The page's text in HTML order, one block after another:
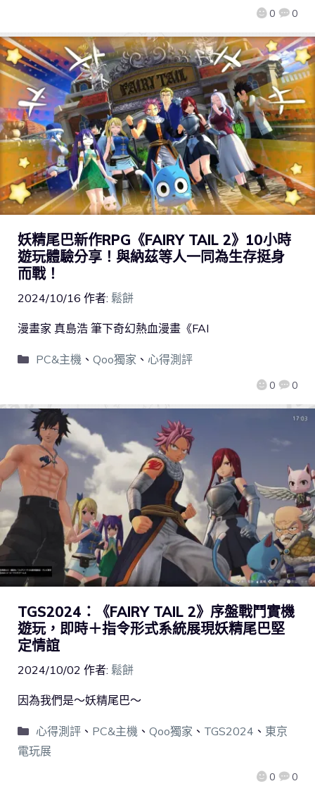
0 0
妖精尾巴新作RPG《FAIRY TAIL 2》10小時
遊玩體驗分享！與納茲等人一同為生存挺身
而戰！
2024/10/16 作者: 鬆餅
0 0
漫畫家 真島浩 筆下奇幻熱血漫畫《FAI
PC&主機、 Qoo獨家 、 心得測評
TGS2024：《FAIRY TAIL 2》序盤戰鬥實機
遊玩，即時＋指令形式系統展現妖精尾巴堅
定情誼
2024/10/02 作者: 鬆餅
0 0
因為我們是～妖精尾巴～
心得測評、 PC&主機、 Qoo獨家 、 TGS2024 、 東京
電玩展